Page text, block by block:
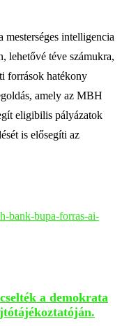
intelligencia
lehetővé téve számukra,
források hatékony
amely az MBH
eligibilis pályázatok
is elősegíti az
bank-bupa-forras-ai-
a demokrata